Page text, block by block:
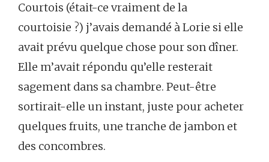
Courtois (était-ce vraiment de la
courtoisie ?) j’avais demandé à Lorie si elle
avait prévu quelque chose pour son dîner.
Elle m’avait répondu qu’elle resterait
sagement dans sa chambre. Peut-être
sortirait-elle un instant, juste pour acheter
quelques fruits, une tranche de jambon et
des concombres.